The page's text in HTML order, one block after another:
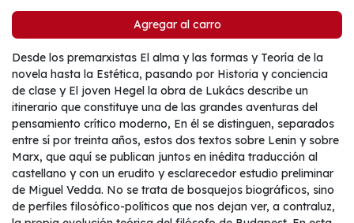
Agregar al carro
Desde los premarxistas El alma y las formas y Teoría de la
novela hasta la Estética, pasando por Historia y conciencia
de clase y El joven Hegel la obra de Lukács describe un
itinerario que constituye una de las grandes aventuras del
pensamiento crítico moderno, En él se distinguen, separados
entre sí por treinta años, estos dos textos sobre Lenin y sobre
Marx, que aquí se publican juntos en inédita traducción al
castellano y con un erudito y esclarecedor estudio preliminar
de Miguel Vedda. No se trata de bosquejos biográficos, sino
de perfiles filosófico-políticos que nos dejan ver, a contraluz,